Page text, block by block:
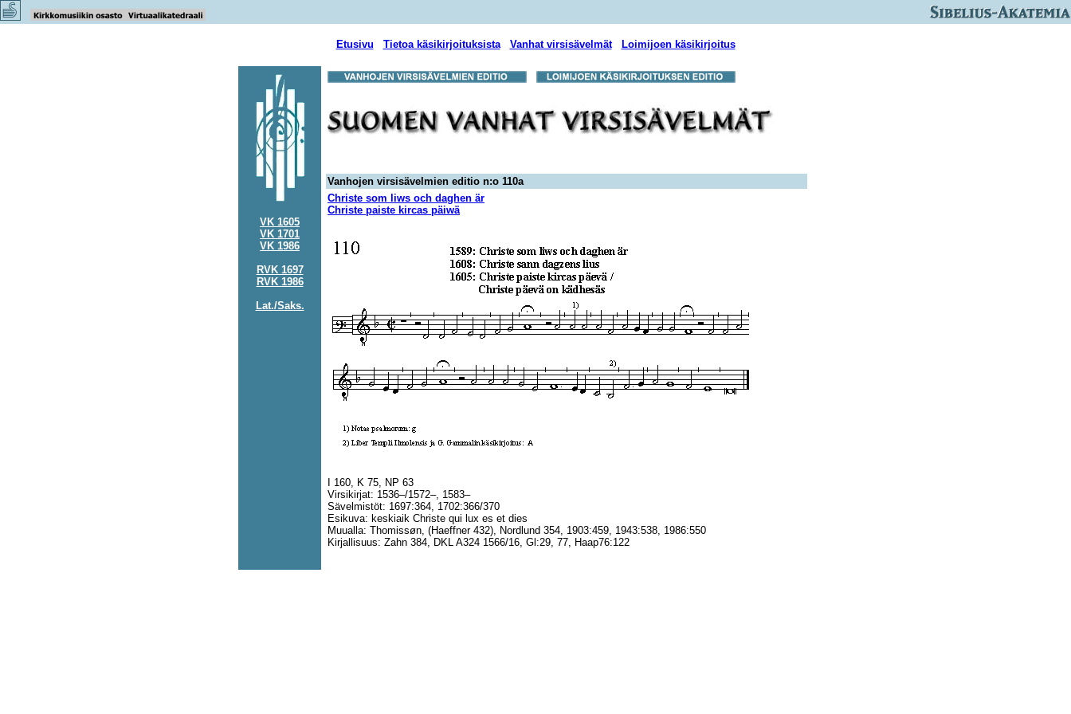
Etusivu Tietoa käsikirjoituksista Vanhat virsisävelmät Loimijoen käsikirjoitus
VK 1605
VK 1701
VK 1986
RVK 1697
RVK 1986
Lat./Saks.
Vanhojen virsisävelmien editio n:o 110a
Christe som liws och daghen är
Christe paiste kircas päiwä
I 160, K 75, NP 63
Virsikirjat: 1536–/1572–, 1583–
Sävelmistöt: 1697:364, 1702:366/370
Esikuva: keskiaik Christe qui lux es et dies
Muualla: Thomissøn, (Haeffner 432), Nordlund 354, 1903:459, 1943:538, 1986:550
Kirjallisuus: Zahn 384, DKL A324 1566/16, Gl:29, 77, Haap76:122